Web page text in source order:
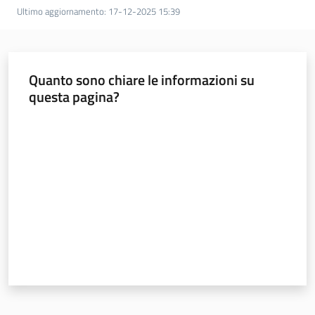
Ultimo aggiornamento: 17-12-2025 15:39
Quanto sono chiare le informazioni su
questa pagina?